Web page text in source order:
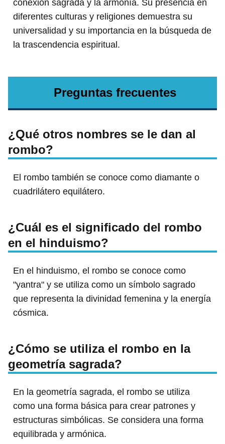
conexión sagrada y la armonía. Su presencia en
diferentes culturas y religiones demuestra su
universalidad y su importancia en la búsqueda de
la trascendencia espiritual.
Preguntas frecuentes
¿Qué otros nombres se le dan al
rombo?
El rombo también se conoce como diamante o
cuadrilátero equilátero.
¿Cuál es el significado del rombo
en el hinduismo?
En el hinduismo, el rombo se conoce como
"yantra" y se utiliza como un símbolo sagrado
que representa la divinidad femenina y la energía
cósmica.
¿Cómo se utiliza el rombo en la
geometría sagrada?
En la geometría sagrada, el rombo se utiliza
como una forma básica para crear patrones y
estructuras simbólicas. Se considera una forma
equilibrada y armónica.